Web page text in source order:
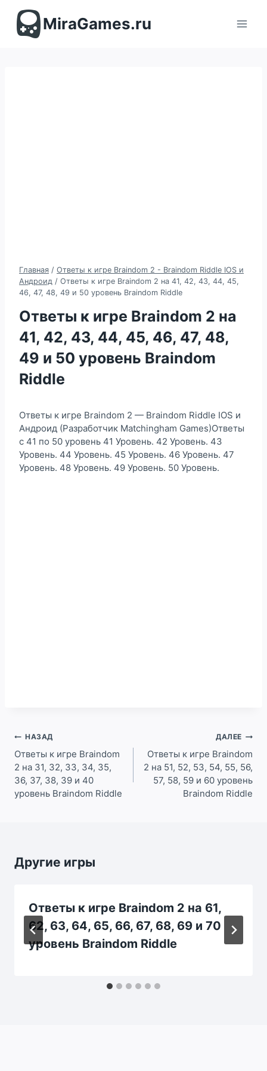
содержимомуMiraGames.ru
Главная / Ответы к игре Braindom 2 - Braindom Riddle IOS и
Андроид / Ответы к игре Braindom 2 на 41, 42, 43, 44, 45,
46, 47, 48, 49 и 50 уровень Braindom Riddle
Ответы к игре Braindom 2 на
41, 42, 43, 44, 45, 46, 47, 48,
49 и 50 уровень Braindom
Riddle
Ответы к игре Braindom 2 — Braindom Riddle IOS и
Андроид (Разработчик Matchingham Games)Ответы
с 41 по 50 уровень 41 Уровень. 42 Уровень. 43
Уровень. 44 Уровень. 45 Уровень. 46 Уровень. 47
Уровень. 48 Уровень. 49 Уровень. 50 Уровень.
Навигация
по
записям
НАЗАД
Ответы к игре Braindom
2 на 31, 32, 33, 34, 35,
36, 37, 38, 39 и 40
уровень Braindom Riddle
ДАЛЕЕ
Ответы к игре Braindom
2 на 51, 52, 53, 54, 55, 56,
57, 58, 59 и 60 уровень
Braindom Riddle
Другие игры
Ответы к игре Braindom 2 на 61,
62, 63, 64, 65, 66, 67, 68, 69 и 70
уровень Braindom Riddle